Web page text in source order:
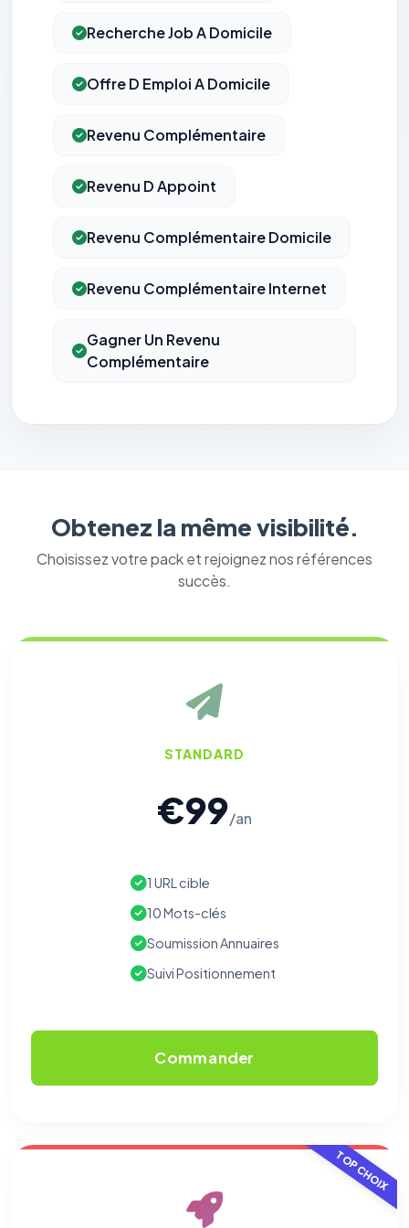
Recherche Job A Domicile
Offre D Emploi A Domicile
Revenu Complémentaire
Revenu D Appoint
Revenu Complémentaire Domicile
Revenu Complémentaire Internet
Gagner Un Revenu
Complémentaire
Obtenez la même visibilité.
Choisissez votre pack et rejoignez nos références
succès.
STANDARD
€99/an
1 URL cible
10 Mots-clés
Soumission Annuaires
Suivi Positionnement
Commander
TOP CHOIX
Cookies essentiels TOUJOURS ACTIF
Nécessaires au fonctionnement du site : session, sécurité,
mémorisation de vos choix de consentement. Ils ne
Nous aident à comprendre comment vous utilisez le site
(pages visitées, durée de visite) pour l'améliorer. Données